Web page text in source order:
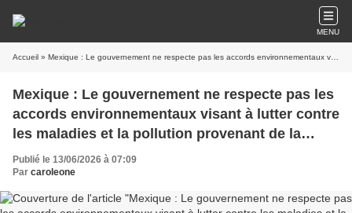
MENU
Accueil » Mexique : Le gouvernement ne respecte pas les accords environnementaux visant à lutter contre les maladies et la pollution provenant de la centrale géothermique du Michoacán
Mexique : Le gouvernement ne respecte pas les
accords environnementaux visant à lutter contre
les maladies et la pollution provenant de la
centrale géothermique du Michoacán
Publié le 13/06/2026 à 07:09
Par caroleone